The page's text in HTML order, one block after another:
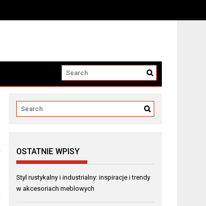
OSTATNIE WPISY
Styl rustykalny i industrialny: inspiracje i trendy
w akcesoriach meblowych